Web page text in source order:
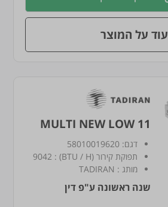
עוד על המוצר
MULTI NEW LOW 11
דגם: 58010019620
תפוקת קירור (BTU / H)
:
9042
מותג :
TADIRAN
שנה ראשונה ע"פ דין